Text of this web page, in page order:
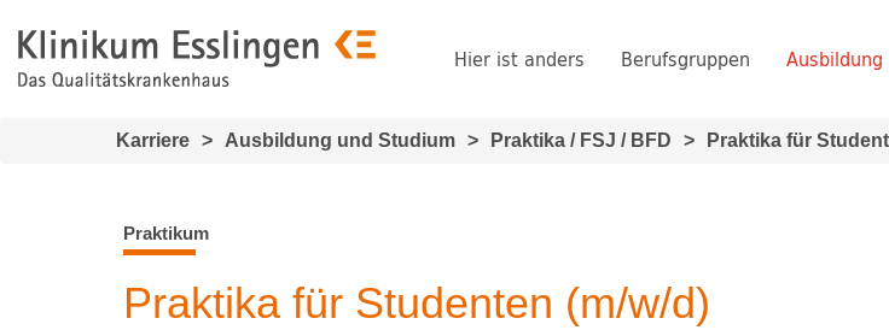
Hier ist anders Berufsgruppen
Karriere > Ausbildung und Studium > Praktika / FSJ / BFD > Praktika für
Praktikum
Praktika für Studenten (m/w/d)